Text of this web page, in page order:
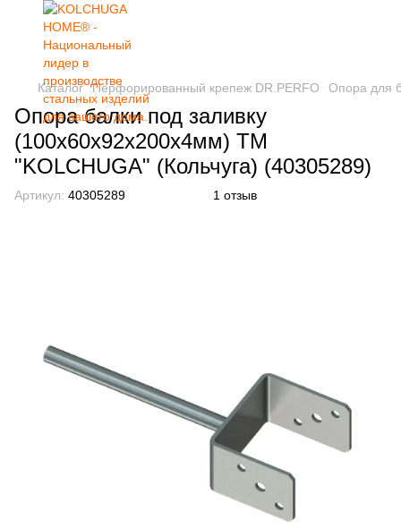
Каталог Перфорированный крепеж DR.PERFO Опора для
Опора балки под заливку
(100х60х92х200х4мм) ТМ
"KOLCHUGA" (Кольчуга) (40305289)
Артикул: 40305289 1 отзыв